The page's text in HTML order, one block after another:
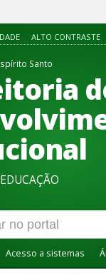
ALTO CONTRASTE
Santo
Acesso a sistemas